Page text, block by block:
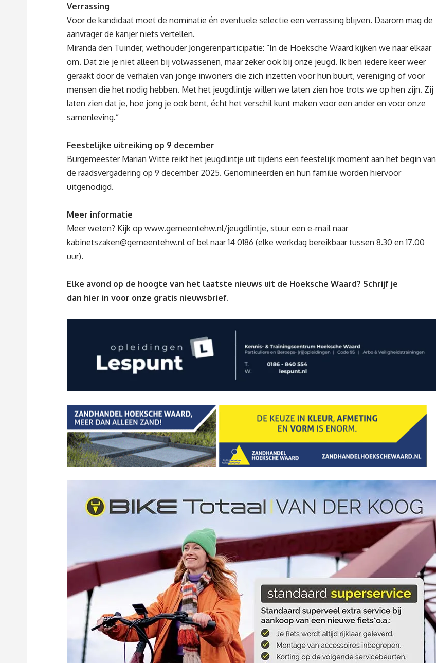
Verrassing
Voor de kandidaat moet de nominatie én eventuele selectie een verrassing blijven. Daarom mag de
aanvrager de kanjer niets vertellen.
Miranda den Tuinder, wethouder Jongerenparticipatie: “In de Hoeksche Waard kijken we naar elkaar
om. Dat zie je niet alleen bij volwassenen, maar zeker ook bij onze jeugd. Ik ben iedere keer weer
geraakt door de verhalen van jonge inwoners die zich inzetten voor hun buurt, vereniging of voor
mensen die het nodig hebben. Met het jeugdlintje willen we laten zien hoe trots we op hen zijn. Zij
laten zien dat je, hoe jong je ook bent, écht het verschil kunt maken voor een ander en voor onze
samenleving.”
Feestelijke uitreiking op 9 december
Burgemeester Marian Witte reikt het jeugdlintje uit tijdens een feestelijk moment aan het begin van
de raadsvergadering op 9 december 2025. Genomineerden en hun familie worden hiervoor
uitgenodigd.
Meer informatie
Meer weten? Kijk op www.gemeentehw.nl/jeugdlintje, stuur een e-mail naar
kabinetszaken@gemeentehw.nl of bel naar 14 0186 (elke werkdag bereikbaar tussen 8.30 en 17.00
uur).
Elke avond op de hoogte van het laatste nieuws uit de Hoeksche Waard? Schrijf je
dan hier in voor onze gratis nieuwsbrief.